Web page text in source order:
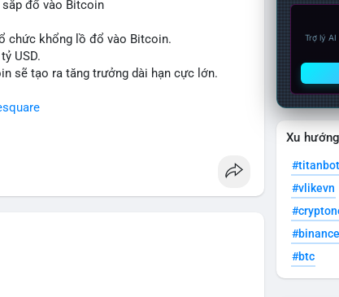
đổ vào Bitcoin
chức khổng lồ đổ vào Bitcoin.
USD.
sẽ tạo ra tăng trưởng dài hạn cực lớn.
Trợ lý
Xu
#titanbot
#vlikevn
#btc